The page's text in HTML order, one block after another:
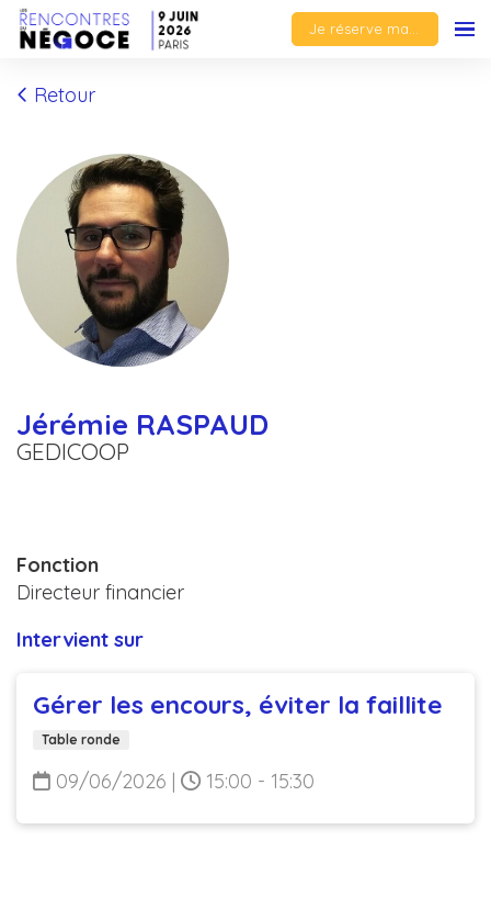
Retour
Jérémie RASPAUD
GEDICOOP
Fonction
Directeur financier
Intervient sur
Gérer les encours, éviter la faillite
Table ronde
09/06/2026 | 15:00 - 15:30